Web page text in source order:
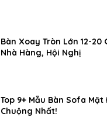
Bàn Xoay Tròn Lớn 12-20
Nhà Hàng, Hội Nghị
Top 9+ Mẫu Bàn Sofa
Chuộng Nhất!